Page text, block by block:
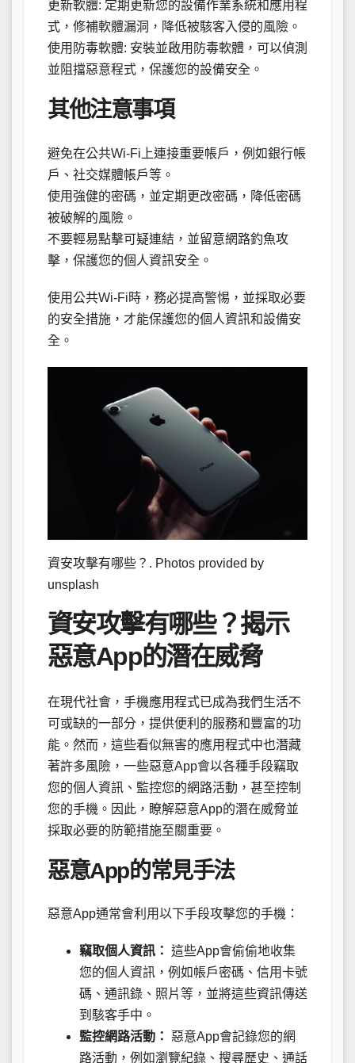
更新軟體: 定期更新您的設備作業系統和應用程
式，修補軟體漏洞，降低被駭客入侵的風險。
使用防毒軟體: 安裝並啟用防毒軟體，可以偵測
並阻擋惡意程式，保護您的設備安全。
其他注意事項
避免在公共Wi-Fi上連接重要帳戶，例如銀行帳
戶、社交媒體帳戶等。
使用強健的密碼，並定期更改密碼，降低密碼
被破解的風險。
不要輕易點擊可疑連結，並留意網路釣魚攻
擊，保護您的個人資訊安全。
使用公共Wi-Fi時，務必提高警惕，並採取必要
的安全措施，才能保護您的個人資訊和設備安
全。
資安攻擊有哪些？. Photos provided by
unsplash
資安攻擊有哪些？揭示
惡意App的潛在威脅
在現代社會，手機應用程式已成為我們生活不
可或缺的一部分，提供便利的服務和豐富的功
能。然而，這些看似無害的應用程式中也潛藏
著許多風險，一些惡意App會以各種手段竊取
您的個人資訊、監控您的網路活動，甚至控制
您的手機。因此，瞭解惡意App的潛在威脅並
採取必要的防範措施至關重要。
惡意App的常見手法
惡意App通常會利用以下手段攻擊您的手機：
竊取個人資訊： 這些App會偷偷地收集
您的個人資訊，例如帳戶密碼、信用卡號
碼、通訊錄、照片等，並將這些資訊傳送
到駭客手中。
監控網路活動： 惡意App會記錄您的網
路活動，例如瀏覽紀錄、搜尋歷史、通話